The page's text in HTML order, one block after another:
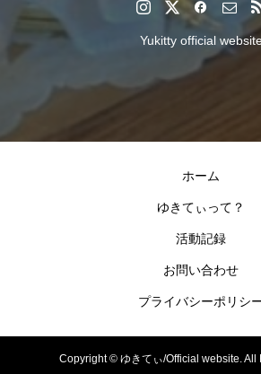
Yukitty official
ホーム
ゆきてぃって？
活動記録
お問い合わせ
プライバシーポリシ
Copyright ©ゆきてぃ/Official website. All